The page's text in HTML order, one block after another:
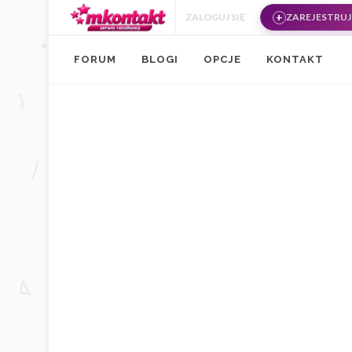
Przejdź do treści
ZALOGUJ SIĘ
FORUM BLOGI OPCJE KONTAKT